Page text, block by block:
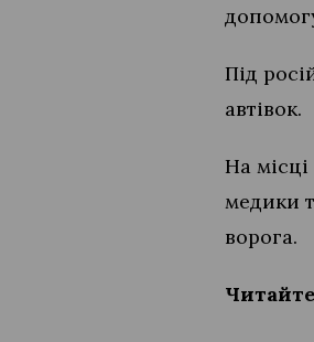
Під
автівок.
На
медики
ворога.